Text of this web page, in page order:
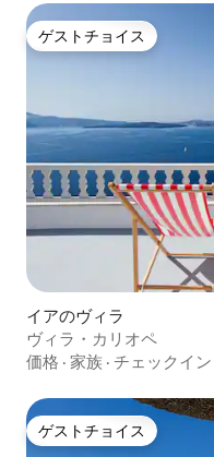
ゲストチョイス
ゲストチョイス
イアのヴィラ
ヴィラ・カリオペ
価格 · 家族 · チェックイン
ゲストチョイス
ゲストチョイス